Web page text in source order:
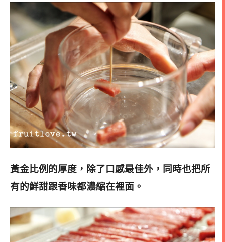
黃金比例的厚度，除了口感最佳外，同時也把所
有的鮮甜跟香味都濃縮在裡面 。